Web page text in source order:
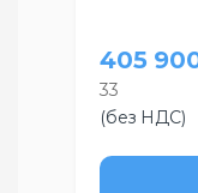
405
33
(без НДС)